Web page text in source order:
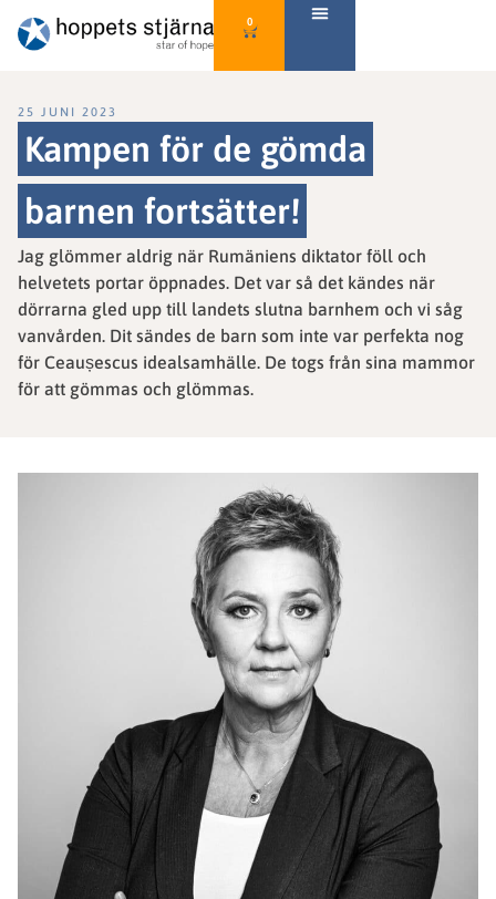
0
25 JUNI 2023
Kampen för de gömda
barnen fortsätter!
Jag glömmer aldrig när Rumäniens diktator föll och
helvetets portar öppnades. Det var så det kändes när
dörrarna gled upp till landets slutna barnhem och vi såg
vanvården. Dit sändes de barn som inte var perfekta nog
för Ceaușescus idealsamhälle. De togs från sina mammor
för att gömmas och glömmas.